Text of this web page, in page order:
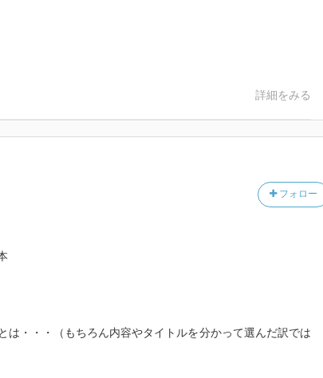
詳細をみる
フォロー
は・・・（もちろん内容やタイトルを分かって選んだ訳では